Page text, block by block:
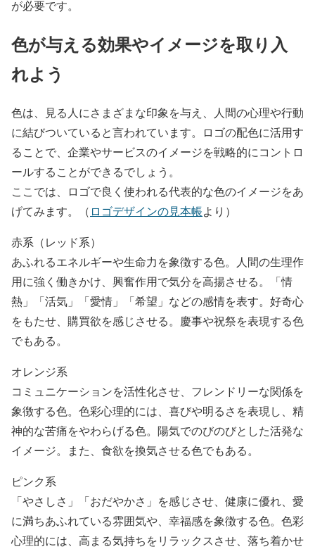
が必要です。
色が与える効果やイメージを取り入
れよう
色は、見る人にさまざまな印象を与え、人間の心理や行動
に結びついていると言われています。ロゴの配色に活用す
ることで、企業やサービスのイメージを戦略的にコントロ
ールすることができるでしょう。
ここでは、ロゴで良く使われる代表的な色のイメージをあ
げてみます。（ ロゴデザインの見本帳より）
赤系（レッド系）
あふれるエネルギーや生命力を象徴する色。人間の生理作
用に強く働きかけ、興奮作用で気分を高揚させる。「情
熱」「活気」「愛情」「希望」などの感情を表す。好奇心
をもたせ、購買欲を感じさせる。慶事や祝祭を表現する色
でもある。
オレンジ系
コミュニケーションを活性化させ、フレンドリーな関係を
象徴する色。色彩心理的には、喜びや明るさを表現し、精
神的な苦痛をやわらげる色。陽気でのびのびとした活発な
イメージ。また、食欲を換気させる色でもある。
ピンク系
「やさしさ」「おだやかさ」を感じさせ、健康に優れ、愛
に満ちあふれている雰囲気や、幸福感を象徴する色。色彩
心理的には、高まる気持ちをリラックスさせ、落ち着かせ